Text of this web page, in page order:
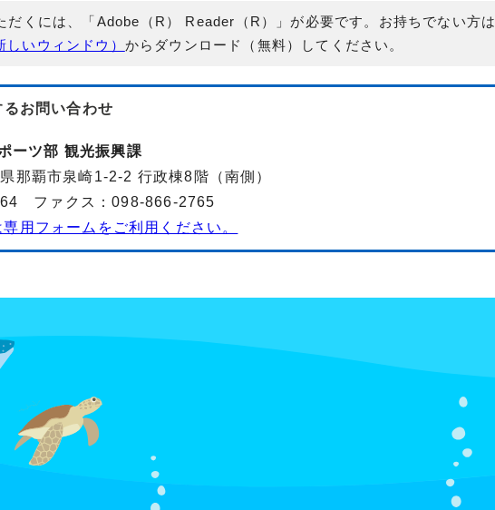
だくには、「Adobe（R） Reader（R）」が必要です。お持ちでない方は
いウィンドウ） からダウンロード（無料）してください。
るお問い合わせ
ーツ部 観光振興課
覇市泉崎1-2-2 行政棟8階（南側）
ファクス：098-866-2765
用フォームをご利用ください。